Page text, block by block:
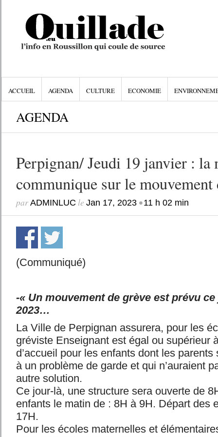
ACCUEIL AGENDA CULTURE ECONOMIE
AGENDA
Perpignan/ Jeudi 19 janvier : la
communique sur le
par ADMINLUC le Jan 17, 2023•11 h 02 min
(Communiqué)
-« Un mouvement de grève est prévu
2023…
La Ville de Perpignan assurera, pour les
gréviste Enseignant est égal ou supérieur
d’accueil pour les enfants dont les
à un problème de garde et qui n’auraient
autre solution.
Ce jour-là, une structure sera ouverte de
enfants le matin de : 8H à 9H. Départ des
17H.
Pour les écoles maternelles et